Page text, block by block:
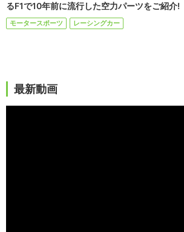
るF1で10年前に流行した空力パーツをご紹介!
モータースポーツ レーシングカー
最新動画